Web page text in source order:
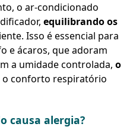
o ar-condicionado
equilibrando os
Isso é essencial para
e ácaros, que adoram
a umidade controlada, o
o conforto respiratório
causa alergia?